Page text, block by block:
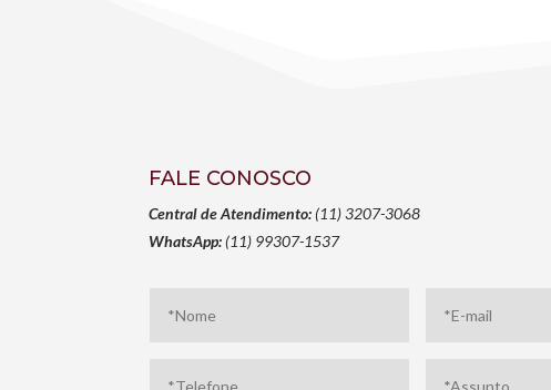
FALE CONOSCO
Central de Atendimento: (11) 3207-3068
WhatsApp: (11) 99307-1537